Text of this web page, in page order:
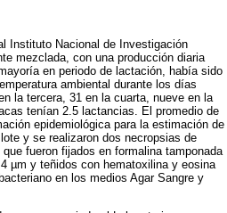
Instituto Nacional de Investigación
mezclada, con una producción diaria
en periodo de lactación, había sido
ambiental durante los días
la tercera, 31 en la cuarta, nueve en la
tenían 2.5 lactancias. El promedio de
epidemiológica para la estimación de
y se realizaron dos necropsias de
fueron fijados en formalina tamponada
µm y teñidos con hematoxilina y eosina
en los medios Agar Sangre y